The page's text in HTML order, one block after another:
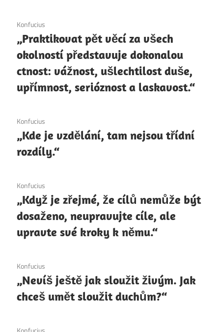
6. 12. 2020
Konfucius
„Praktikovat pět věcí za všech
okolností představuje dokonalou
ctnost: vážnost, ušlechtilost duše,
upřímnost, serióznost a laskavost.“
6. 12. 2020
Konfucius
„Kde je vzdělání, tam nejsou třídní
rozdíly.“
6. 12. 2020
Konfucius
„Když je zřejmé, že cílů nemůže být
dosaženo, neupravujte cíle, ale
upravte své kroky k němu.“
6. 12. 2020
Konfucius
„Nevíš ještě jak sloužit živým. Jak
chceš umět sloužit duchům?“